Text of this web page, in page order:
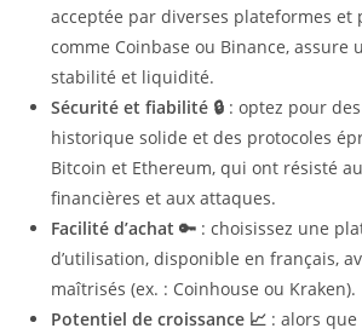
acceptée par diverses plateformes et
comme Coinbase ou Binance, assure
stabilité et liquidité.
Sécurité et fiabilité 🔒 : optez pour
historique solide et des protocoles
Bitcoin et Ethereum, qui ont résisté
financières et aux attaques.
Facilité d’achat 🔑 : choisissez une
d’utilisation, disponible en français,
maîtrisés (ex. : Coinhouse ou Kraken).
Potentiel de croissance 📈 : alors